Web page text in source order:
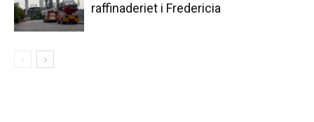
raffinaderiet i Fredericia